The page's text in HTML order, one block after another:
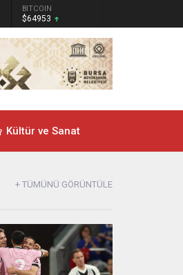
BITCOIN
$64953
Kültür ve Sanat
+ TÜMÜNÜ GÖRÜNTÜLE